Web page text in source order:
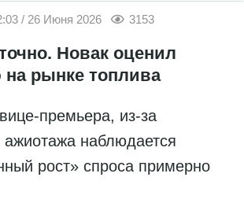
/ 26 Июня 2026 3153
Новак оценил
рынке топлива
премьера, из-за
ажиотажа наблюдается
рост» спроса примерно